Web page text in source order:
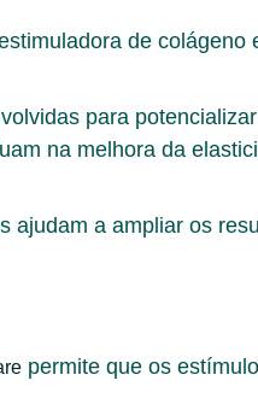
de colágeno
para
na melhora da
ajudam a ampliar os
permite que os